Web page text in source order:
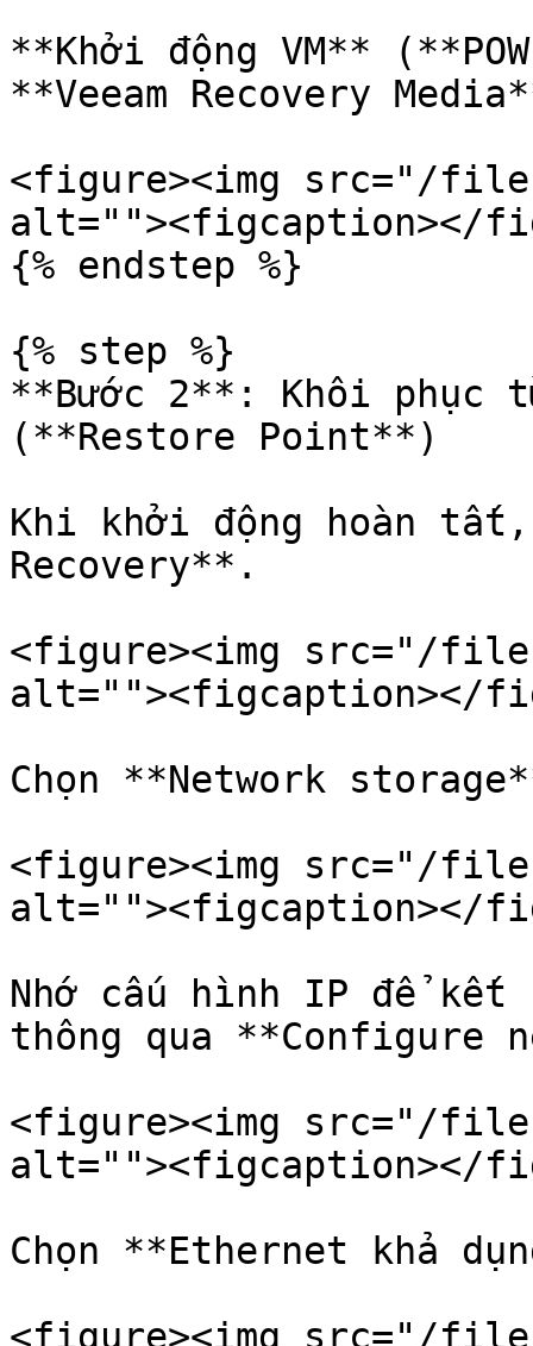
**Khởi động VM**
**Veeam Recovery
<figure><img src="/files/
alt=""><figcaption></
{% endstep %}
{% step %}
**Bước 2**: Khôi phục
(**Restore Point**)
Khi khởi động hoàn
Recovery**.
<figure><img src="/
alt=""><figcaption></
Chọn **Network
<figure><img src="/
alt=""><figcaption></
Nhớ cấu hình IP để kết
thông qua **Configure
<figure><img src="/
alt=""><figcaption></
Chọn **Ethernet khả
<figure><img src="/files/